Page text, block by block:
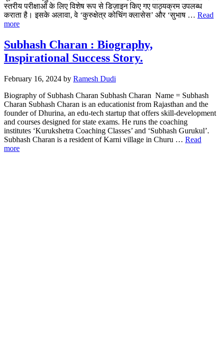
स्तरीय परीक्षाओं के लिए विशेष रूप से डिज़ाइन किए गए पाठ्यक्रम उपलब्ध
कराता है। इसके अलावा, वे ‘कुरुक्षेत्र कोचिंग क्लासेस’ और ‘सुभाष … Read
more
Subhash Charan : Biography,
Inspirational Success Story.
February 16, 2024 by Ramesh Dudi
Biography of Subhash Charan Subhash Charan Name = Subhash
Charan Subhash Charan is an educationist from Rajasthan and the
founder of Dhurina, an edu-tech startup that offers skill-development
and courses designed for state exams. He runs the coaching
institutes ‘Kurukshetra Coaching Classes’ and ‘Subhash Gurukul’.
Subhash Charan is a resident of Karni village in Churu … Read
more